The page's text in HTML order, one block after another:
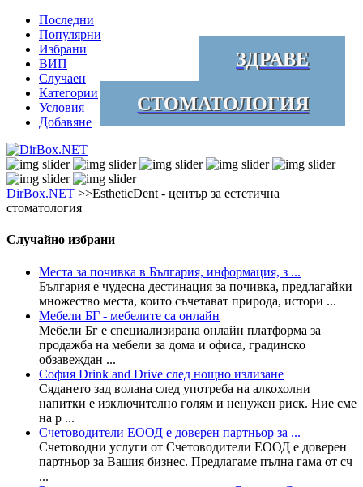
Последни
Популярни
Избрани
ВИП
Случаен
Категории
Условия
Добавяне
ЗДРАВЕ
СТОМАТОЛОГИЯ
DirBox.NET >>EstheticDent - център за естетична
стоматология
Случайно избрани
Места за почивка в България, информация, з ...
България е чудесна дестинация за почивка, предлагайки
множество места, които съчетават природа, истори ...
Мебели БГ - мебелите са онлайн
Мебели Бг е специализирана онлайн платформа за
продажба на мебели за дома и офиса, градинско
обзавеждан ...
София Drink and Drive след нощно излизане
Сядането зад волана след употреба на алкохолни
напитки е изключително голям и ненужен риск. Ние сме
на р ...
Счетоводители ЕООД е доверен партньор за ...
Счетоводни услуги от Счетоводители ЕООД е доверен
партньор за Вашия бизнес. Предлагаме пълна гама от сч
...